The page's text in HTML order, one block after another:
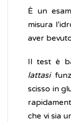
È un
misura
aver
Il test è
lattasi
scisso in
che vi sia